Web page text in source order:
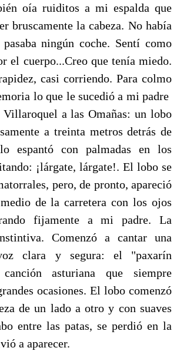
oía ruiditos a mi espalda que
bruscamente la cabeza. No había
ningún coche. Sentí como
el cuerpo...Creo que tenía miedo.
casi corriendo. Para colmo
lo que le sucedió a mi padre
Villaroquel a las Omañas: un lobo
a treinta metros detrás de
espantó con palmadas en los
¡lárgate, lárgate!. El lobo se
pero, de pronto, apareció
de la carretera con los ojos
fijamente a mi padre. La
Comenzó a cantar una
clara y segura: el "paxarín
asturiana que siempre
ocasiones. El lobo comenzó
de un lado a otro y con suaves
entre las patas, se perdió en la
a aparecer.